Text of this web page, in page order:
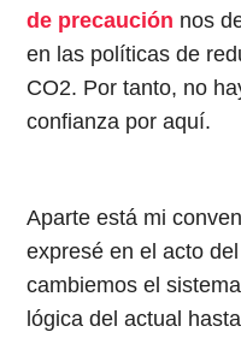
de precaución nos
en las políticas de
CO2. Por tanto, no
confianza por aquí.
Aparte está mi
expresé en el acto
cambiemos el
lógica del actual